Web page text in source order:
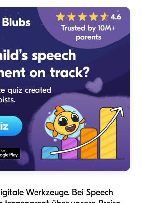
Werkzeuge. Bei Speech